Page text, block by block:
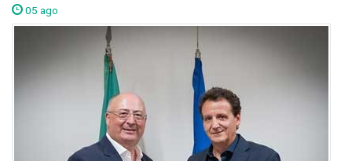
05 ago